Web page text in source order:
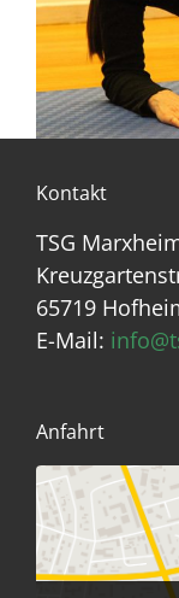
Kontakt
TSG
65719
E-Mail:
Anfahrt